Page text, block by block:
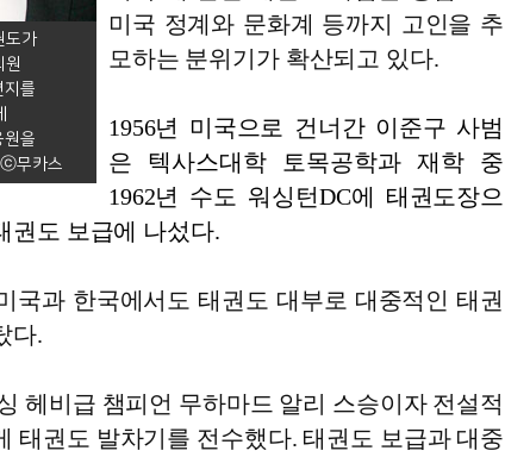
도가
원
지를
원을
미국 정계와 문화계 등까지 고인을 추
모하는 분위기가 확산되고 있다.
1956년 미국으로 건너간 이준구 사범
은 텍사스대학 토목공학과 재학 중
1962년 수도 워싱턴DC에 태권도장으
권도 보급에 나섰다.
국과 한국에서도 태권도 대부로 대중적인 태권
다.
헤비급 챔피언 무하마드 알리 스승이자 전설적
태권도 발차기를 전수했다. 태권도 보급과 대중